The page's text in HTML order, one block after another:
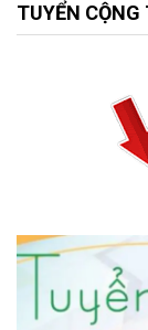
TUYỂN